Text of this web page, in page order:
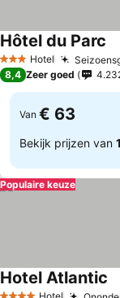
3 SterrenHotel
Hôtel du Parc
8,4 Zeer goed
Van € 63
Bekijk prijzen van
Populaire keuze
Hotel
Hotel Atlantic